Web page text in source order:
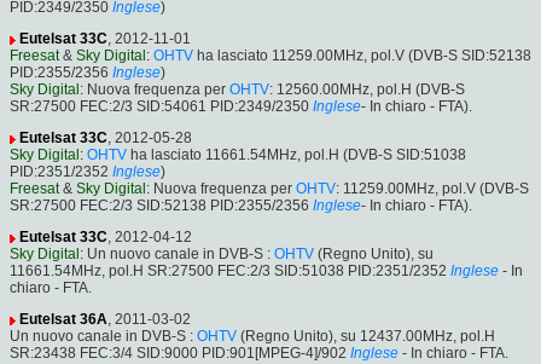
PID:2349/2350 Inglese)
Eutelsat 33C, 2012-11-01
Freesat& Sky Digital : OHTV ha lasciato 11259.00MHz, pol.V (DVB-S SID:52138
PID:2355/2356 Inglese)
Sky Digital : Nuova frequenza per OHTV: 12560.00MHz, pol.H (DVB-S
SR:27500 FEC:2/3 SID:54061 PID:2349/2350 Inglese- In chiaro - FTA).
Eutelsat 33C, 2012-05-28
Sky Digital : OHTV ha lasciato 11661.54MHz, pol.H (DVB-S SID:51038
PID:2351/2352 Inglese)
Freesat& Sky Digital : Nuova frequenza per OHTV: 11259.00MHz, pol.V (DVB-S
SR:27500 FEC:2/3 SID:52138 PID:2355/2356 Inglese- In chiaro - FTA).
Eutelsat 33C, 2012-04-12
Sky Digital : Un nuovo canale in DVB-S : OHTV (Regno Unito), su
11661.54MHz, pol.H SR:27500 FEC:2/3 SID:51038 PID:2351/2352 Inglese - In
chiaro - FTA.
Eutelsat 36A, 2011-03-02
Un nuovo canale in DVB-S : OHTV (Regno Unito), su 12437.00MHz, pol.H
SR:23438 FEC:3/4 SID:9000 PID:901[MPEG-4]/902 Inglese - In chiaro - FTA.